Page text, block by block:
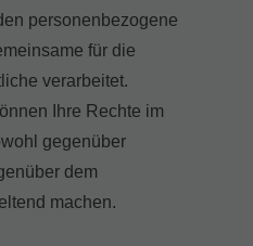
personenbezogene
für die
verarbeitet.
Ihre Rechte im
gegenüber
dem
machen.